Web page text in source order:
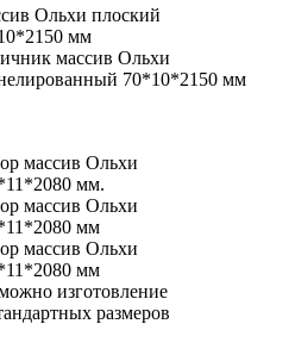
Ольхи плоский
мм
массив Ольхи
70*10*2150 мм
массив Ольхи
мм.
массив Ольхи
мм
массив Ольхи
мм
изготовление
размеров